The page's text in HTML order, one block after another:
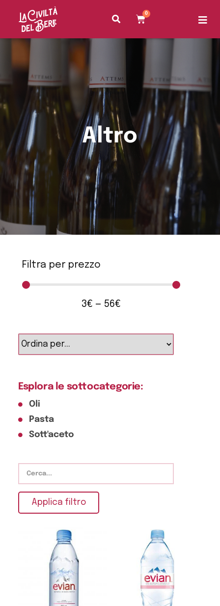
0
Altro
Filtra per prezzo
3€ — 56€
Esplora le sottocategorie:
Oli
Pasta
Sott'aceto
Applica filtro